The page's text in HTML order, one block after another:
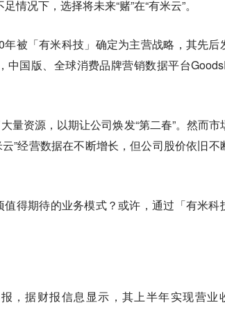
情况下，选择将未来“赌”在“有米云”。
被「有米科技」确定为主营战略，其先后
国版、全球消费品牌营销数据平台
量资源，以期让公司焕发“第二春”。然而市
”经营数据在不断增长，但公司股价依旧不
得期待的业务模式？或许，通过「有米科
，据财报信息显示，其上半年实现营业